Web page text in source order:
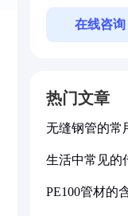
在线咨询
热门文章
无缝钢管的常
生活中常见的
PE100管材的